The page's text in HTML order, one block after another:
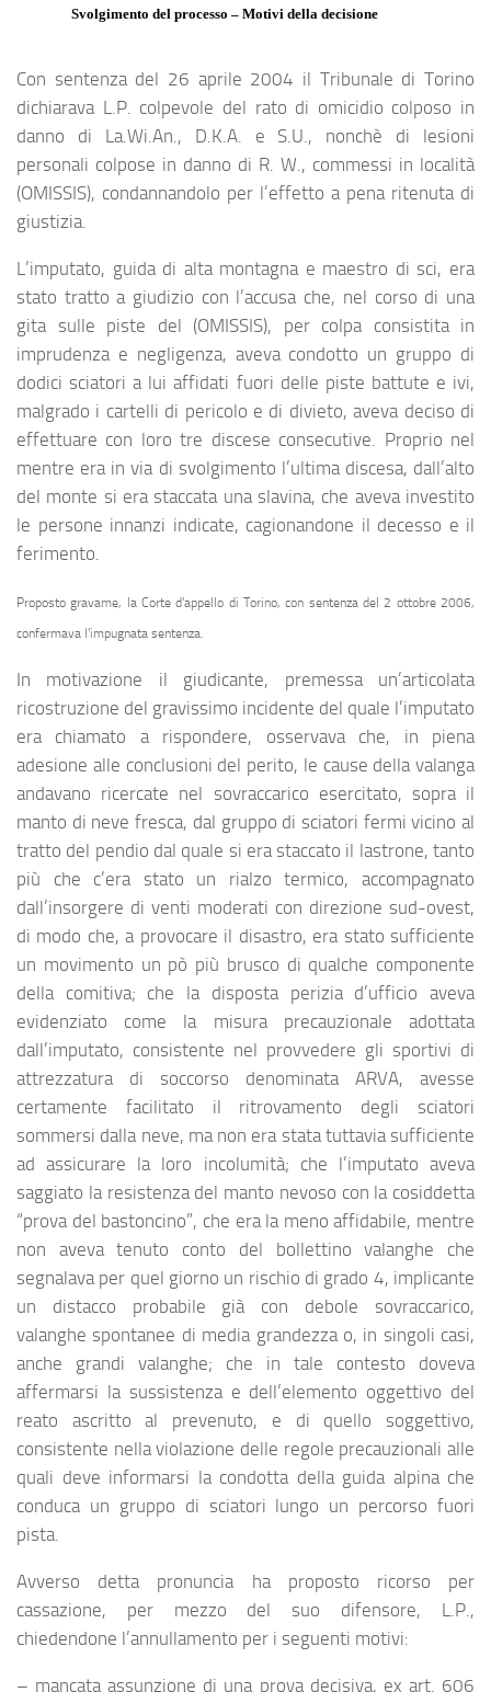
Svolgimento del processo – Motivi della decisione
Con sentenza del 26 aprile 2004 il Tribunale di Torino
dichiarava L.P. colpevole del rato di omicidio colposo in
danno di La.Wi.An., D.K.A. e S.U., nonchè di lesioni
personali colpose in danno di R. W., commessi in località
(OMISSIS), condannandolo per l’effetto a pena ritenuta di
giustizia.
L’imputato, guida di alta montagna e maestro di sci, era
stato tratto a giudizio con l’accusa che, nel corso di una
gita sulle piste del (OMISSIS), per colpa consistita in
imprudenza e negligenza, aveva condotto un gruppo di
dodici sciatori a lui affidati fuori delle piste battute e ivi,
malgrado i cartelli di pericolo e di divieto, aveva deciso di
effettuare con loro tre discese consecutive. Proprio nel
mentre era in via di svolgimento l’ultima discesa, dall’alto
del monte si era staccata una slavina, che aveva investito
le persone innanzi indicate, cagionandone il decesso e il
ferimento.
Proposto gravame, la Corte d’appello di Torino, con sentenza del 2 ottobre 2006,
confermava l’impugnata sentenza.
In motivazione il giudicante, premessa un’articolata
ricostruzione del gravissimo incidente del quale l’imputato
era chiamato a rispondere, osservava che, in piena
adesione alle conclusioni del perito, le cause della valanga
andavano ricercate nel sovraccarico esercitato, sopra il
manto di neve fresca, dal gruppo di sciatori fermi vicino al
tratto del pendio dal quale si era staccato il lastrone, tanto
più che c’era stato un rialzo termico, accompagnato
dall’insorgere di venti moderati con direzione sud-ovest,
di modo che, a provocare il disastro, era stato sufficiente
un movimento un pò più brusco di qualche componente
della comitiva; che la disposta perizia d’ufficio aveva
evidenziato come la misura precauzionale adottata
dall’imputato, consistente nel provvedere gli sportivi di
attrezzatura di soccorso denominata ARVA, avesse
certamente facilitato il ritrovamento degli sciatori
sommersi dalla neve, ma non era stata tuttavia sufficiente
ad assicurare la loro incolumità; che l’imputato aveva
saggiato la resistenza del manto nevoso con la cosiddetta
“prova del bastoncino”, che era la meno affidabile, mentre
non aveva tenuto conto del bollettino valanghe che
segnalava per quel giorno un rischio di grado 4, implicante
un distacco probabile già con debole sovraccarico,
valanghe spontanee di media grandezza o, in singoli casi,
anche grandi valanghe; che in tale contesto doveva
affermarsi la sussistenza e dell’elemento oggettivo del
reato ascritto al prevenuto, e di quello soggettivo,
consistente nella violazione delle regole precauzionali alle
quali deve informarsi la condotta della guida alpina che
conduca un gruppo di sciatori lungo un percorso fuori
pista.
Avverso detta pronuncia ha proposto ricorso per
cassazione, per mezzo del suo difensore, L.P.,
chiedendone l’annullamento per i seguenti motivi:
– mancata assunzione di una prova decisiva, ex art. 606